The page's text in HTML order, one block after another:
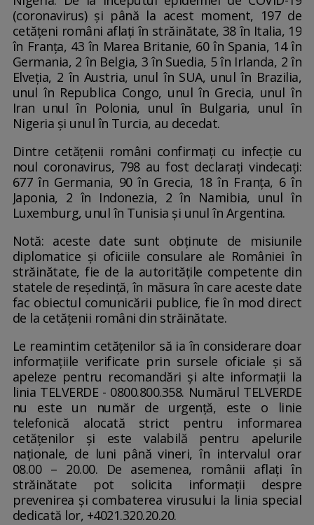
(coronavirus) și până la acest moment, 197 de
cetățeni români aflați în străinătate, 38 în Italia, 19
în Franța, 43 în Marea Britanie, 60 în Spania, 14 în
Germania, 2 în Belgia, 3 în Suedia, 5 în Irlanda, 2 în
Elveția, 2 în Austria, unul în SUA, unul în Brazilia,
unul în Republica Congo, unul în Grecia, unul în
Iran unul în Polonia, unul în Bulgaria, unul în
Nigeria și unul în Turcia, au decedat.
Dintre cetățenii români confirmați cu infecție cu
noul coronavirus, 798 au fost declarați vindecați:
677 în Germania, 90 în Grecia, 18 în Franța, 6 în
Japonia, 2 în Indonezia, 2 în Namibia, unul în
Luxemburg, unul în Tunisia și unul în Argentina.
Notă: aceste date sunt obținute de misiunile
diplomatice și oficiile consulare ale României în
străinătate, fie de la autoritățile competente din
statele de reședință, în măsura în care aceste date
fac obiectul comunicării publice, fie în mod direct
de la cetățenii români din străinătate.
Le reamintim cetățenilor să ia în considerare doar
informațiile verificate prin sursele oficiale și să
apeleze pentru recomandări și alte informații la
linia TELVERDE - 0800.800.358. Numărul TELVERDE
nu este un număr de urgență, este o linie
telefonică alocată strict pentru informarea
cetățenilor și este valabilă pentru apelurile
naționale, de luni până vineri, în intervalul orar
08.00 – 20.00. De asemenea, românii aflați în
străinătate pot solicita informații despre
prevenirea și combaterea virusului la linia special
dedicată lor, +4021.320.20.20.